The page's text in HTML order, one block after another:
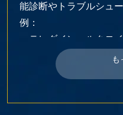
能診断やトラブルシュ
例：
・テレダイン・ルクロ
・アジレント 86100C